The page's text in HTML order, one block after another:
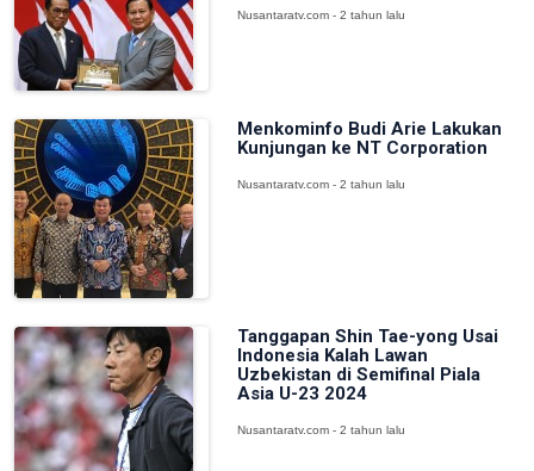
Nusantaratv.com - 2 tahun lalu
Menkominfo Budi Arie Lakukan
Kunjungan ke NT Corporation
Nusantaratv.com - 2 tahun lalu
Tanggapan Shin Tae-yong Usai
Indonesia Kalah Lawan
Uzbekistan di Semifinal Piala
Asia U-23 2024
Nusantaratv.com - 2 tahun lalu